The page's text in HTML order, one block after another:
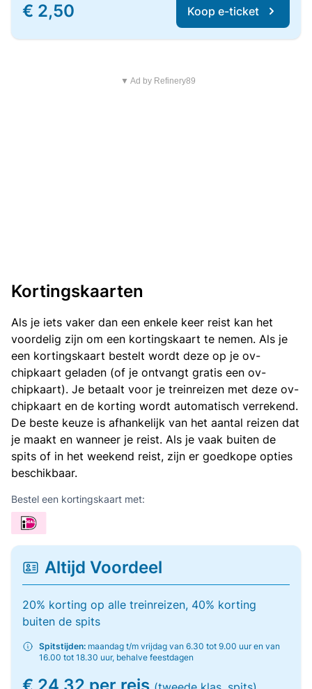
€ 2,50 Koop e-ticket
▼ Ad by Refinery89
Kortingskaarten
Als je iets vaker dan een enkele keer reist kan het
voordelig zijn om een kortingskaart te nemen. Als je
een kortingskaart bestelt wordt deze op je ov-
chipkaart geladen (of je ontvangt gratis een ov-
chipkaart). Je betaalt voor je treinreizen met deze ov-
chipkaart en de korting wordt automatisch verrekend.
De beste keuze is afhankelijk van het aantal reizen dat
je maakt en wanneer je reist. Als je vaak buiten de
spits of in het weekend reist, zijn er goedkope opties
beschikbaar.
Bestel een kortingskaart met:
Altijd Voordeel
20% korting op alle treinreizen, 40% korting
buiten de spits
Spitstijden: maandag t/m vrijdag van 6.30 tot 9.00 uur en van
16.00 tot 18.30 uur, behalve feestdagen